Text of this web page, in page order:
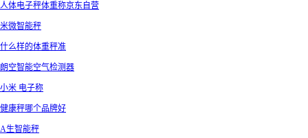
人体电子秤体重称京东自营
米微智能秤
什么样的体重秤准
朗空智能空气检测器
小米 电子称
健康秤哪个品牌好
A生智能秤